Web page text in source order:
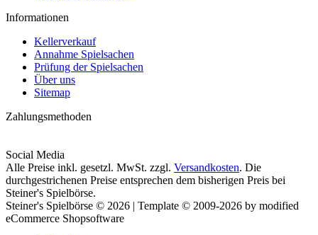
Informationen
Kellerverkauf
Annahme Spielsachen
Prüfung der Spielsachen
Über uns
Sitemap
Zahlungsmethoden
Social Media
Alle Preise inkl. gesetzl. MwSt. zzgl. Versandkosten. Die
durchgestrichenen Preise entsprechen dem bisherigen Preis bei
Steiner's Spielbörse.
Steiner's Spielbörse © 2026 | Template © 2009-2026 by modified
eCommerce Shopsoftware